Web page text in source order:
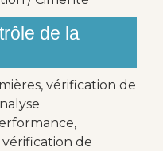
de la
vérification de
de